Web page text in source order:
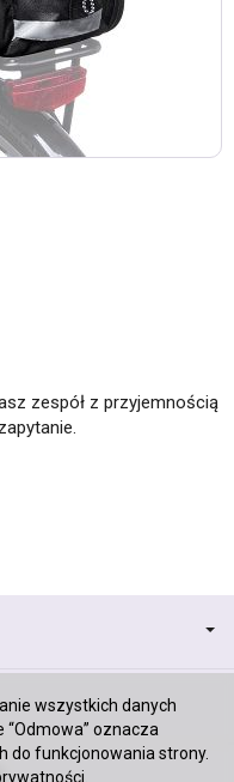
zespół z przyjemnością
wszystkich danych
oznacza
do funkcjonowania strony.